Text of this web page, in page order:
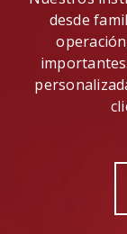
Incluye
desde